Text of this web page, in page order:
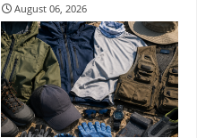
August 06, 2026